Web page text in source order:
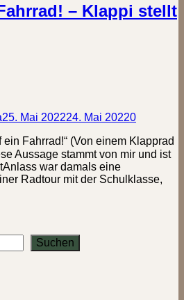
– Klappi stellt
25. Mai 202224. Mai 20220
Fahrrad!“ (Von einem Klapprad
Aussage stammt von mir und ist
war damals eine
Radtour mit der Schulklasse,
Suchen